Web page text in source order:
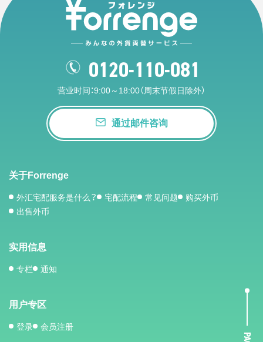
0120-110-081
营业时间：9:00～18:00（周末节假日除外）
通过邮件咨询
关于Forrenge
外汇宅配服务是什么？ 宅配流程 常见问题
购买外币
出售外币
实用信息
专栏 通知
用户专区
登录 会员注册